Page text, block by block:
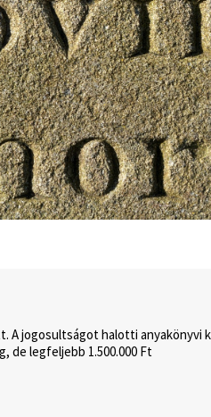
A jogosultságot halotti anyakönyvi
de legfeljebb 1.500.000 Ft